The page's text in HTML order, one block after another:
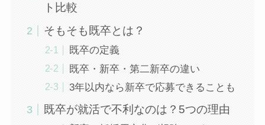
ト比較
そもそも既卒とは？
既卒の定義
既卒・新卒・第二新卒の違い
3年以内なら新卒で応募できることも
既卒が就活で不利なのは？5つの理由